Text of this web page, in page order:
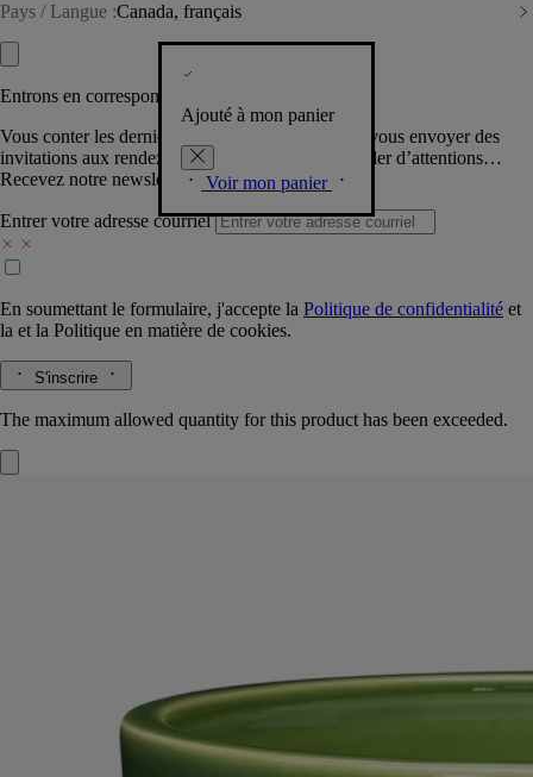
Pays / Langue :Canada, français
Ajouté à mon panier
Voir mon panier
Entrons en correspondance​
Vous conter les dernières créations de la Maison, vous envoyer des
invitations aux rendez-vous Diptyque, vous combler d’attentions…
Recevez notre newsletter.
Entrer votre adresse courriel
En soumettant le formulaire, j'accepte la Politique de confidentialité et
la et la Politique en matière de cookies.
S'inscrire
The maximum allowed quantity for this product has been exceeded.
Un paysage mis en lumière. Cette grande bougie Figuier à cinq mèches
évoque une terre en Méditerranée avec vue imprenable sur un verger.
Dans son écrin en terre cuite, fabriqué à la main, la chaleur de l’écorce,